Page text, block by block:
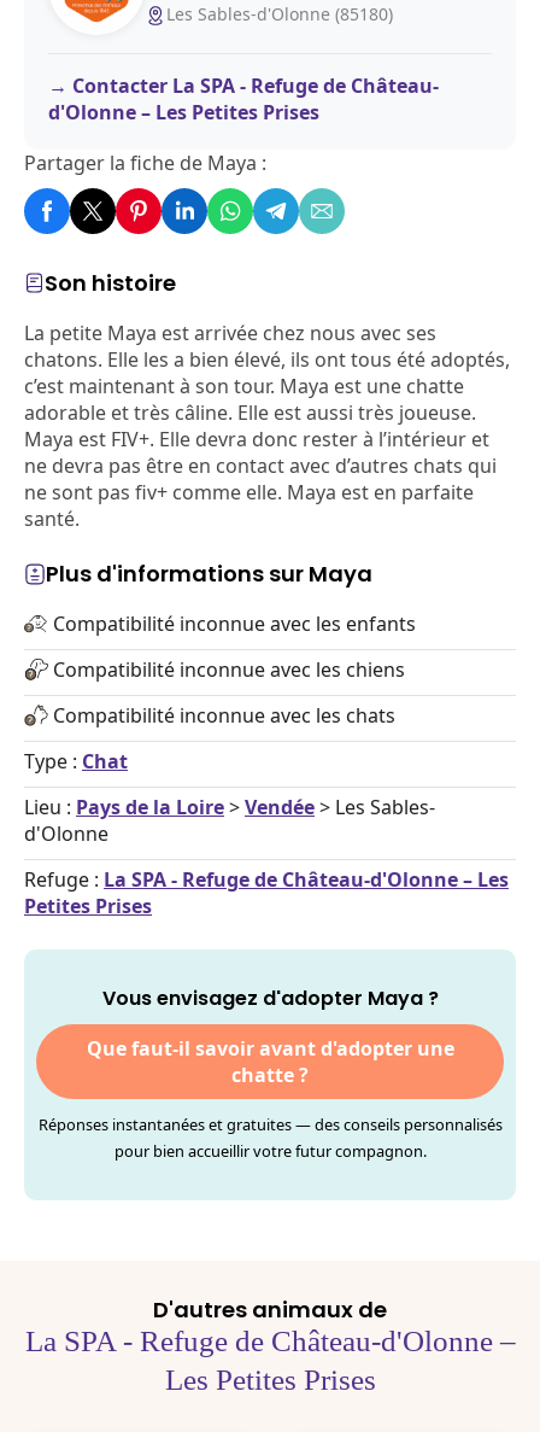
Son histoire
La petite Maya est arrivée chez nous avec ses
chatons. Elle les a bien élevé, ils ont tous été adoptés,
c’est maintenant à son tour. Maya est une chatte
adorable et très câline. Elle est aussi très joueuse.
Maya est FIV+. Elle devra donc rester à l’intérieur et
ne devra pas être en contact avec d’autres chats qui
ne sont pas fiv+ comme elle. Maya est en parfaite
santé.
Plus d'informations sur Maya
Compatibilité inconnue avec les enfants
Compatibilité inconnue avec les chiens
Compatibilité inconnue avec les chats
Type : Chat
Lieu : Pays de la Loire>Vendée> Les Sables-
d'Olonne
Refuge : La SPA - Refuge de Château-d'Olonne – Les
Petites Prises
Vous envisagez d'adopter Maya ?
Que faut-il savoir avant d'adopter une
chatte ?
Réponses instantanées et gratuites — des conseils personnalisés
pour bien accueillir votre futur compagnon.
Les Sables-d'Olonne (85180)
Contacter La SPA - Refuge de Château-
d'Olonne – Les Petites Prises
Partager la fiche de Maya :
D'autres animaux de
La SPA - Refuge de Château-d'Olonne –
Les Petites Prises